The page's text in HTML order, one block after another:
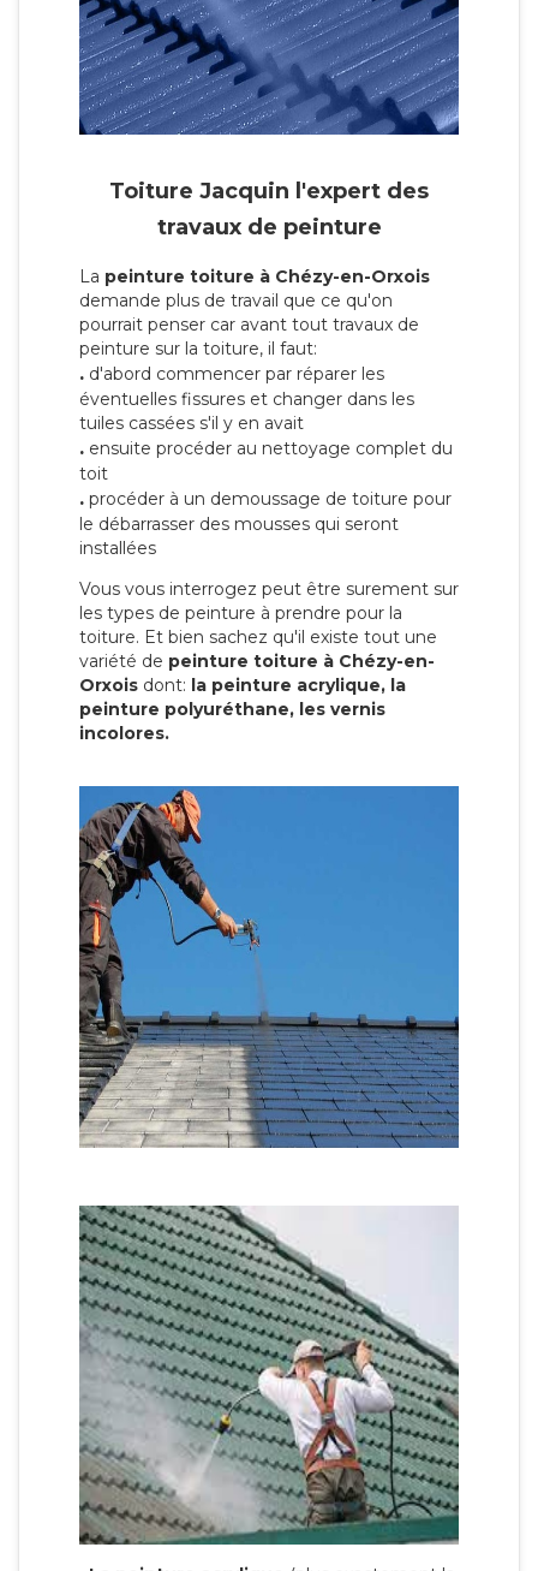
Toiture Jacquin l'expert des
travaux de peinture
La peinture toiture à Chézy-en-Orxois
demande plus de travail que ce qu'on
pourrait penser car avant tout travaux de
peinture sur la toiture, il faut:
. d'abord commencer par réparer les
éventuelles fissures et changer dans les
tuiles cassées s'il y en avait
. ensuite procéder au nettoyage complet du
toit
. procéder à un demoussage de toiture pour
le débarrasser des mousses qui seront
installées
Vous vous interrogez peut être surement sur
les types de peinture à prendre pour la
toiture. Et bien sachez qu'il existe tout une
variété de peinture toiture à Chézy-en-
Orxois dont: la peinture acrylique, la
peinture polyuréthane, les vernis
incolores.